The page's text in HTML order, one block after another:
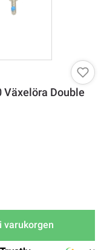
Växelöra Double
varukorgen